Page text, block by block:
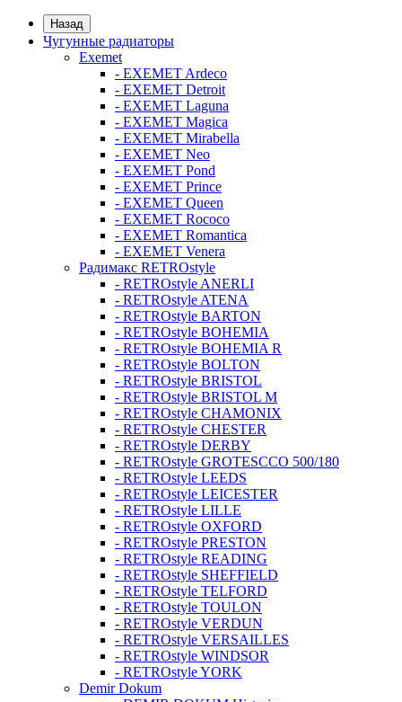
Назад
Чугунные радиаторы
Exemet
- EXEMET Ardeco
- EXEMET Detroit
- EXEMET Laguna
- EXEMET Magica
- EXEMET Mirabella
- EXEMET Neo
- EXEMET Pond
- EXEMET Prince
- EXEMET Queen
- EXEMET Rococo
- EXEMET Romantica
- EXEMET Venera
Радимакс RETROstyle
- RETROstyle ANERLI
- RETROstyle ATENA
- RETROstyle BARTON
- RETROstyle BOHEMIA
- RETROstyle BOHEMIA R
- RETROstyle BOLTON
- RETROstyle BRISTOL
- RETROstyle BRISTOL M
- RETROstyle CHAMONIX
- RETROstyle CHESTER
- RETROstyle DERBY
- RETROstyle GROTESCCO 500/180
- RETROstyle LEEDS
- RETROstyle LEICESTER
- RETROstyle LILLE
- RETROstyle OXFORD
- RETROstyle PRESTON
- RETROstyle READING
- RETROstyle SHEFFIELD
- RETROstyle TELFORD
- RETROstyle TOULON
- RETROstyle VERDUN
- RETROstyle VERSAILLES
- RETROstyle WINDSOR
- RETROstyle YORK
Demir Dokum